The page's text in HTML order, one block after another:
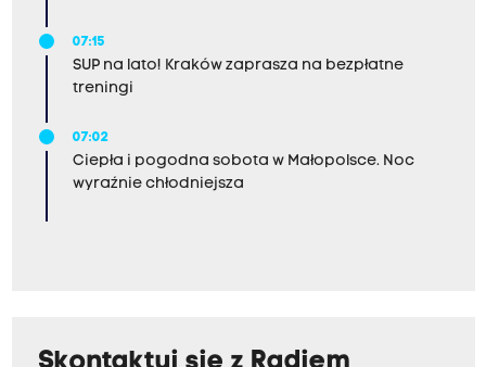
07:15
SUP na lato! Kraków zaprasza na bezpłatne
treningi
07:02
Ciepła i pogodna sobota w Małopolsce. Noc
wyraźnie chłodniejsza